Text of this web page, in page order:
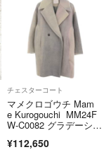
チェスターコート
マメクロゴウチ Mam
e Kurogouchi MM24F
W-C0082 グラデーショ
ート レディース 1
¥112,650